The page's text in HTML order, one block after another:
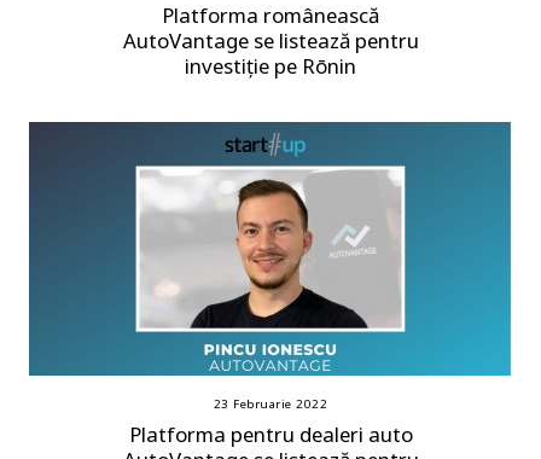
Platforma românească
AutoVantage se listează pentru
investiție pe Rōnin
23 Februarie 2022
Platforma pentru dealeri auto